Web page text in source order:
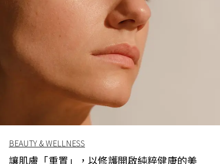
BEAUTY & WELLNESS
讓肌膚「重置」，以修護開啟純粹健康的美